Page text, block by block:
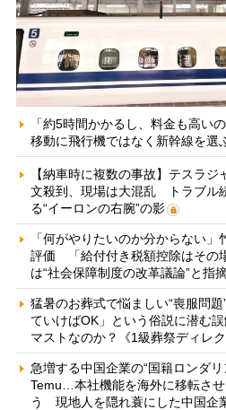
「約5時間かかるし、料金も高い
移動に飛行機ではなく新幹線を選
【納車時に複数の事故】テスラジ
文殺到、現場は大混乱 トラブル
る“イーロンの右腕”の影
「何がやりたいのか分からない
評価 「給付付き税額控除はその
は“社会保障制度の改革議論”と指
猛暑のお葬式で悩ましい“喪服問
ていけばOK」という俗説に潜む
マストなのか？《1級葬祭ディレク
急増する中国企業の“国籍ロンダ
Temu…本社機能を海外に移転さ
う 現地人を隠れ蓑にした中国企